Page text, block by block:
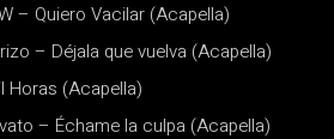
– Quiero Vacilar (Acapella)
– Déjala que vuelva (Acapella)
Horas (Acapella)
– Échame la culpa (Acapella)